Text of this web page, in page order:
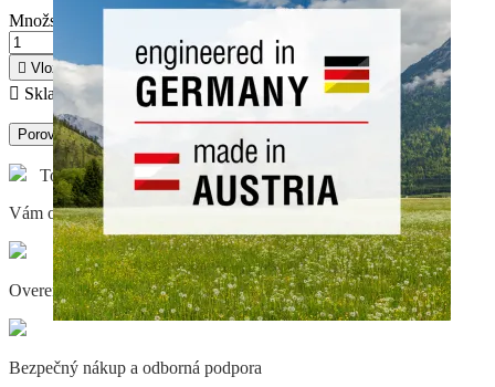
Množstvo
 Vložiť do košíka
 Skladom u dodávateľa, odosielame do 3 - 7 dní
Porovnaj
Tovar SKLADOM objednaný do 12:00 hod.
Vám odošleme v ten istý deň (pon-pia)
Overené značky a originálne produkty
Bezpečný nákup a odborná podpora